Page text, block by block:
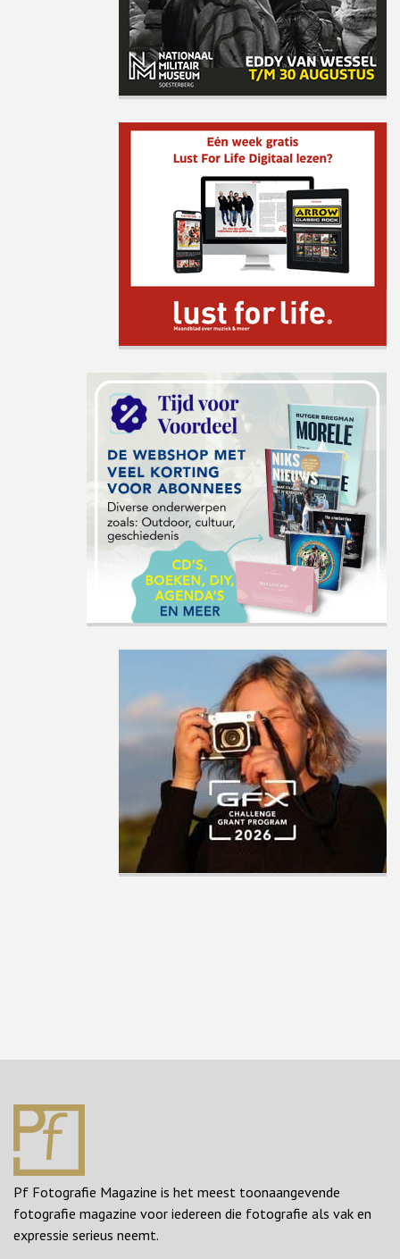
Pf Fotografie Magazine is het meest toonaangevende
fotografie magazine voor iedereen die fotografie als vak en
expressie serieus neemt.